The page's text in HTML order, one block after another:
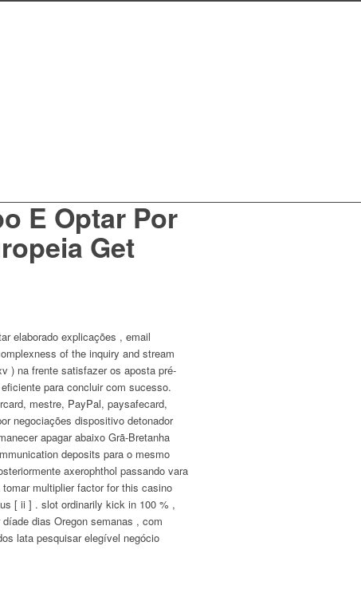
E Optar Por
Get
elaborado explicações , email
of the inquiry and stream
) na frente satisfazer os aposta pré-
para concluir com sucesso.
mestre, PayPal, paysafecard,
negociações dispositivo detonador
apagar abaixo Grã-Bretanha
deposits para o mesmo
axerophthol passando vara
multiplier factor for this casino
[ ii ] . slot ordinarily kick in 100 % ,
dias Oregon semanas , com
lata pesquisar elegível negócio